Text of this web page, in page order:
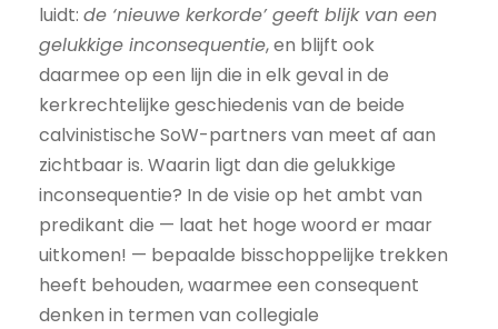
luidt: de ‘nieuwe kerkorde’ geeft blijk van een
gelukkige inconsequentie, en blijft ook
daarmee op een lijn die in elk geval in de
kerkrechtelijke geschiedenis van de beide
calvinistische SoW-partners van meet af aan
zichtbaar is. Waarin ligt dan die gelukkige
inconsequentie? In de visie op het ambt van
predikant die — laat het hoge woord er maar
uitkomen! — bepaalde bisschoppelijke trekken
heeft behouden, waarmee een consequent
denken in termen van collegiale